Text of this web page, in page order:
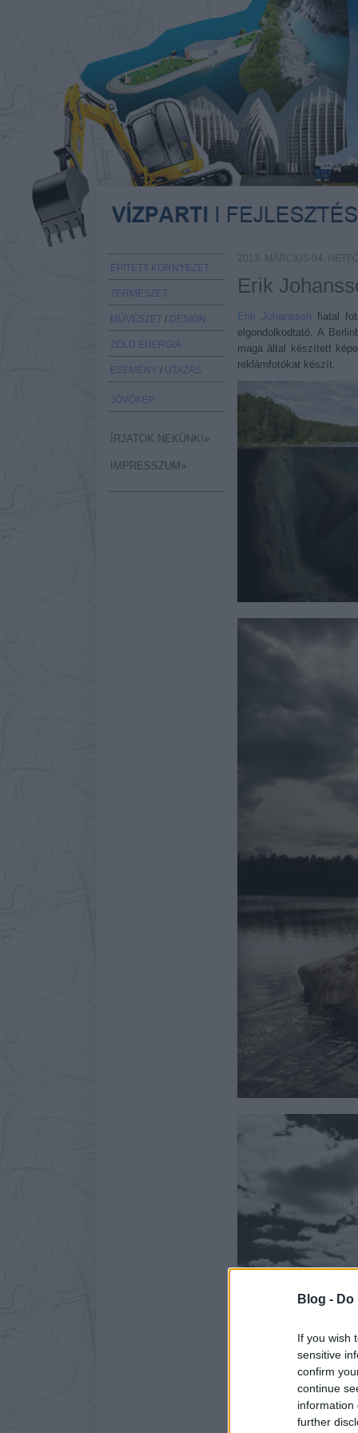
Blog -
If you wish
sensitive
confirm
continue
information
further
ÉPÍTETT KÖRNYEZET
TERMÉSZET
MŰVÉSZET / DESIGN
ZÖLD ENERGIA
ESEMÉNY / UTAZÁS
JÖVŐKÉP
ÍRJATOK NEKÜNK!»
IMPRESSZUM»
2013. MÁRCIUS 04. HÉTFŐ
Erik
Erik Johansson fiatal
elgondolkodtató. A
maga által készített
reklámfotókat készít.